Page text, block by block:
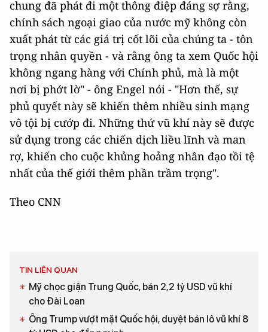
chung đã phát đi một thông điệp đáng sợ rằng,
chính sách ngoại giao của nước mỹ không còn
xuất phát từ các giá trị cốt lõi của chúng ta - tôn
trọng nhân quyền - và rằng ông ta xem Quốc hội
không ngang hàng với Chính phủ, mà là một
nơi bị phớt lờ" - ông Engel nói - "Hơn thế, sự
phủ quyết này sẽ khiến thêm nhiều sinh mạng
vô tội bị cướp đi. Những thứ vũ khí này sẽ được
sử dụng trong các chiến dịch liều lĩnh và man
rợ, khiến cho cuộc khủng hoảng nhân đạo tồi tệ
nhất của thế giới thêm phần trầm trọng".
Theo CNN
TIN LIÊN QUAN
Mỹ chọc giận Trung Quốc, bán 2,2 tỷ USD vũ khí
cho Đài Loan
Ông Trump vượt mặt Quốc hội, duyệt bán lô vũ khí 8